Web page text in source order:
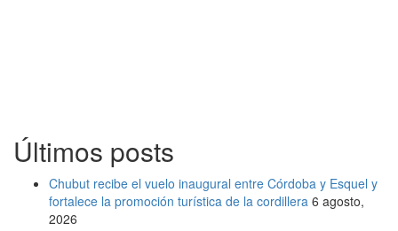
Últimos posts
Chubut recibe el vuelo inaugural entre Córdoba y Esquel y
fortalece la promoción turística de la cordillera 6 agosto,
2026